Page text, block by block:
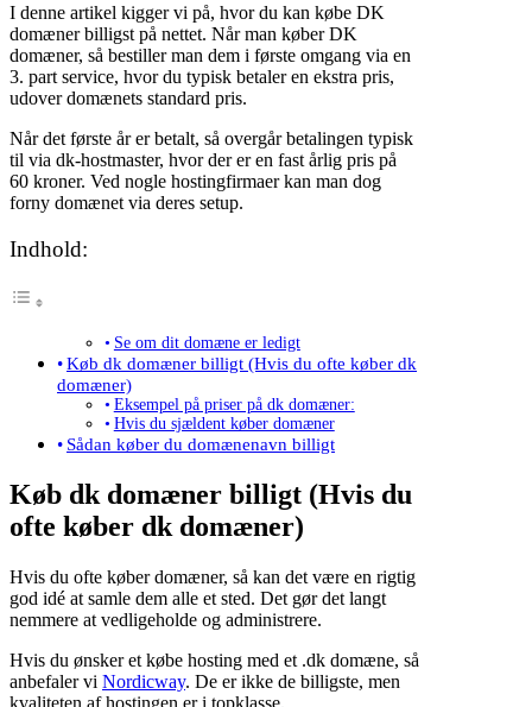
I denne artikel kigger vi på, hvor du kan købe DK
domæner billigst på nettet. Når man køber DK
domæner, så bestiller man dem i første omgang via en
3. part service, hvor du typisk betaler en ekstra pris,
udover domænets standard pris.
Når det første år er betalt, så overgår betalingen typisk
til via dk-hostmaster, hvor der er en fast årlig pris på
60 kroner. Ved nogle hostingfirmaer kan man dog
forny domænet via deres setup.
Indhold:
Se om dit domæne er ledigt
Køb dk domæner billigt (Hvis du ofte køber dk
domæner)
Eksempel på priser på dk domæner:
Hvis du sjældent køber domæner
Sådan køber du domænenavn billigt
Køb dk domæner billigt (Hvis du
ofte køber dk domæner)
Hvis du ofte køber domæner, så kan det være en rigtig
god idé at samle dem alle et sted. Det gør det langt
nemmere at vedligeholde og administrere.
Hvis du ønsker et købe hosting med et .dk domæne, så
anbefaler vi Nordicway. De er ikke de billigste, men
kvaliteten af hostingen er i topklasse.